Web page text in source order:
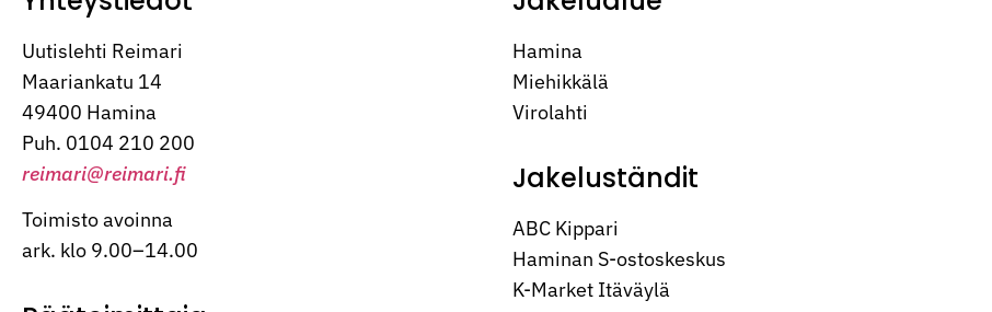
Uutislehti Reimari
Maariankatu 14
49400 Hamina
Puh. 0104 210 200
reimari@reimari.fi
Toimisto avoinna
ark. klo 9.00–14.00
Hamina
Miehikkälä
Virolahti
Jakeluständit
ABC Kippari
Haminan S-ostoskeskus
K-Market Itäväylä